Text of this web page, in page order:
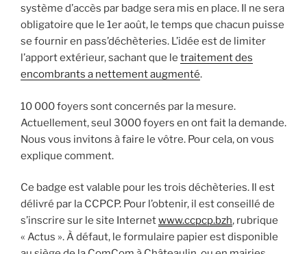
système d’accès par badge sera mis en place. Il ne sera
obligatoire que le 1er août, le temps que chacun puisse
se fournir en pass’déchèteries. L’idée est de limiter
l’apport extérieur, sachant que le traitement des
encombrants a nettement augmenté.
10 000 foyers sont concernés par la mesure.
Actuellement, seul 3000 foyers en ont fait la demande.
Nous vous invitons à faire le vôtre. Pour cela, on vous
explique comment.
Ce badge est valable pour les trois déchèteries. Il est
délivré par la CCPCP. Pour l’obtenir, il est conseillé de
s’inscrire sur le site Internetwww.ccpcp.bzh, rubrique
« Actus ». À défaut, le formulaire papier est disponible